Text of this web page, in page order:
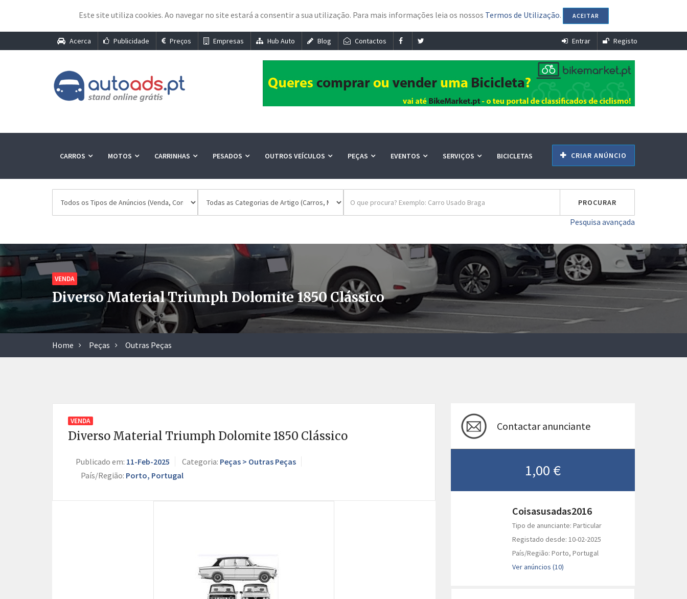
Este site utiliza cookies. Ao navegar no site estará a consentir a sua utilização. Para mais informações leia os nossos Termos de Utilização. ACEITAR
Acerca Publicidade Preços Empresas Hub Auto Blog Contactos Entrar Registo
CARROS MOTOS CARRINHAS PESADOS OUTROS VEÍCULOS PEÇAS EVENTOS SERVIÇOS BICICLETAS CRIAR ANÚNCIO
Pesquisa avançada
VENDA
Diverso Material Triumph Dolomite 1850 Clássico
Home Peças Outras Peças
VENDA
Diverso Material Triumph Dolomite 1850 Clássico
Publicado em: 11-Feb-2025 Categoria: Peças > Outras Peças
País/Região: Porto, Portugal
Contactar anunciante
1,00 €
Coisasusadas2016
Tipo de anunciante: Particular
Registado desde: 10-02-2025
País/Região: Porto, Portugal
Ver anúncios (10)